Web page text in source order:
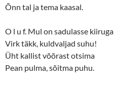
Õnn tal ja tema kaasal.
O l u f. Mul on sadulasse kiiruga
Virk täkk, kuldvaljad suhu!
Üht kallist võõrast otsima
Pean pulma, sõitma puhu.